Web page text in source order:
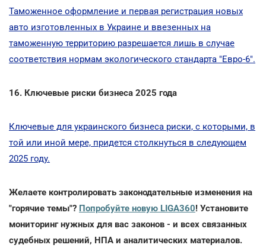
Таможенное оформление и первая регистрация новых
авто изготовленных в Украине и ввезенных на
таможенную территорию разрешается лишь в случае
соответствия нормам экологического стандарта "Евро-6".
16. Ключевые риски бизнеса 2025 года
Ключевые для украинского бизнеса риски, с которыми, в
той или иной мере, придется столкнуться в следующем
2025 году.
Желаете контролировать законодательные изменения на
"горячие темы"? Попробуйте новую LIGA360! Установите
мониторинг нужных для вас законов - и всех связанных
судебных решений, НПА и аналитических материалов.